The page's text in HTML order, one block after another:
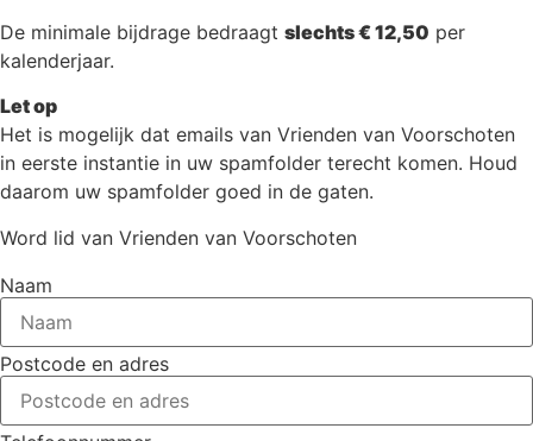
De minimale bijdrage bedraagt slechts € 12,50 per
kalenderjaar.
Let op
Het is mogelijk dat emails van Vrienden van Voorschoten
in eerste instantie in uw spamfolder terecht komen. Houd
daarom uw spamfolder goed in de gaten.
Word lid van Vrienden van Voorschoten
Naam
Postcode en adres